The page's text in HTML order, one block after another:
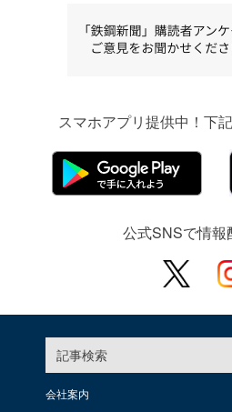
スマホアプリ提供中！下
公式SNSで情報
記事検索
会社案内